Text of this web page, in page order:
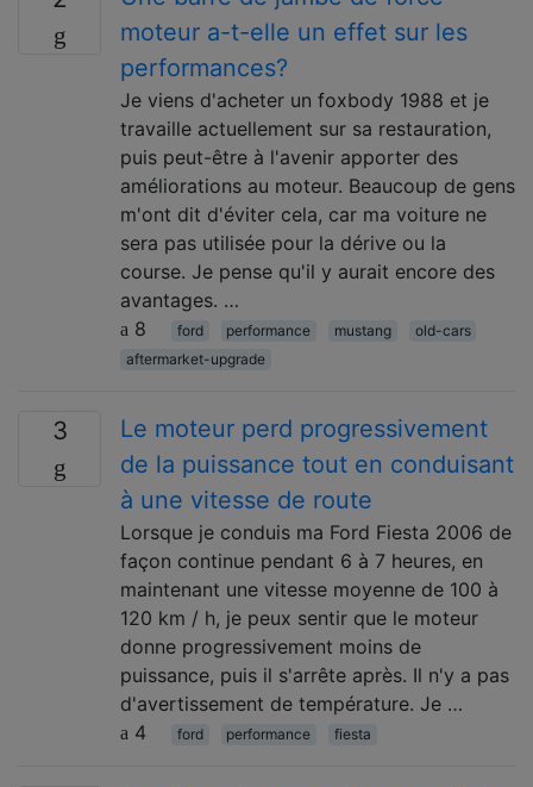
moteur a-t-elle un effet sur les
performances?
Je viens d'acheter un foxbody 1988 et je
travaille actuellement sur sa restauration,
puis peut-être à l'avenir apporter des
améliorations au moteur. Beaucoup de gens
m'ont dit d'éviter cela, car ma voiture ne
sera pas utilisée pour la dérive ou la
course. Je pense qu'il y aurait encore des
avantages. …
8
ford performance mustang
old-cars
aftermarket-upgrade
3
Le moteur perd progressivement
de la puissance tout en conduisant
à une vitesse de route
Lorsque je conduis ma Ford Fiesta 2006 de
façon continue pendant 6 à 7 heures, en
maintenant une vitesse moyenne de 100 à
120 km / h, je peux sentir que le moteur
donne progressivement moins de
puissance, puis il s'arrête après. Il n'y a pas
d'avertissement de température. Je …
4
ford performance fiesta